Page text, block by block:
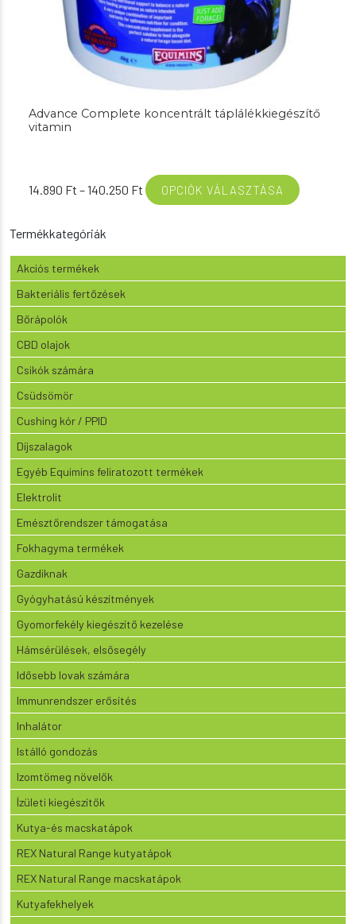
Advance Complete koncentrált táplálékkiegészítő
vitamin
14.890 Ft –140.250 Ft Ártartomány:
14.890 Ft
OPCIÓK VÁLASZTÁSA
Termékkategóriák
Akciós termékek
Bakteriális fertőzések
Bőrápolók
CBD olajok
Csikók számára
Csüdsömör
Cushing kór / PPID
Díjszalagok
Egyéb Equimins feliratozott termékek
Elektrolit
Emésztőrendszer támogatása
Fokhagyma termékek
Gazdiknak
Gyógyhatású készítmények
Gyomorfekély kiegészítő kezelése
Hámsérülések, elsősegély
Idősebb lovak számára
Immunrendszer erősítés
Inhalátor
Istálló gondozás
Izomtömeg növelők
Ízületi kiegészítők
Kutya-és macskatápok
REX Natural Range kutyatápok
REX Natural Range macskatápok
Kutyafekhelyek